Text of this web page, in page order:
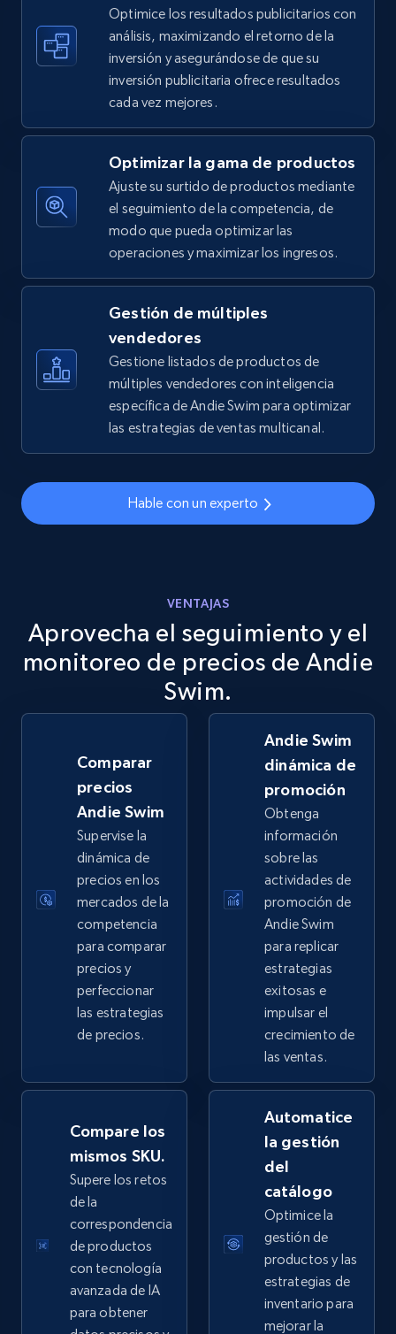
TikTok Shop - Collect TikTok shop products
by keywords search
URL, Title, Available, Description, Currency, Initial
price, Final price, Discount percent, and more.
Comenzar ahora
TikTok Shop - discover records by shop url
URL, Title, Available, Description, Currency, Initial
price, Final price, Discount percent, and more.
668+ Comenzar ahora
eBay
URL, Product id, Title, Seller name, Seller rating,
Seller reviews, Breadcrumbs, Root category, and
Comenzar ahora
eBay - Gather data on products using
specified keywords
URL, Product id, Title, Seller name, Seller rating,
Seller reviews, Breadcrumbs, Root category, and
2.5K+ Comenzar ahora
eBay - Collect products from shops on eBay
URL, Product id, Title, Seller name, Seller rating,
Seller reviews, Breadcrumbs, Root category, and
2.5K+ 359+ Comenzar ahora
eBay - Collect records by category
URL, Product id, Title, Seller name, Seller rating,
Seller reviews, Breadcrumbs, Root category, and
more.
Optimice los resultados publicitarios con
análisis, maximizando el retorno de la
inversión y asegurándose de que su
inversión publicitaria ofrece resultados
cada vez mejores.
Optimizar la gama de productos
Ajuste su surtido de productos mediante
el seguimiento de la competencia, de
modo que pueda optimizar las
operaciones y maximizar los ingresos.
Gestión de múltiples
vendedores
Gestione listados de productos de
múltiples vendedores con inteligencia
específica de Andie Swim para optimizar
las estrategias de ventas multicanal.
Hable con un experto
VENTAJAS
Aprovecha el seguimiento y el
monitoreo de precios de Andie
Swim.
Comparar
precios
Andie Swim
Supervise la
dinámica de
precios en los
mercados de la
competencia
para comparar
precios y
perfeccionar
las estrategias
de precios.
Andie Swim
dinámica de
promoción
Obtenga
información
sobre las
actividades de
promoción de
Andie Swim
para replicar
estrategias
exitosas e
impulsar el
crecimiento de
las ventas.
Compare los
mismos SKU.
Supere los retos
de la
correspondencia
de productos
con tecnología
avanzada de IA
para obtener
Automatice
la gestión
del
catálogo
Optimice la
gestión de
productos y las
estrategias de
inventario para
mejorar la